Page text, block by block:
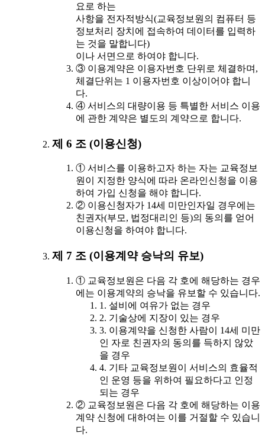
요로 하는
사항을 전자적방식(교육정보원의 컴퓨터 등
정보처리 장치에 접속하여 데이터를 입력하
는 것을 말합니다)
이나 서면으로 하여야 합니다.
③ 이용계약은 이용자번호 단위로 체결하며,
체결단위는 1 이용자번호 이상이어야 합니
다.
④ 서비스의 대량이용 등 특별한 서비스 이용
에 관한 계약은 별도의 계약으로 합니다.
제 6 조 (이용신청)
① 서비스를 이용하고자 하는 자는 교육정보
원이 지정한 양식에 따라 온라인신청을 이용
하여 가입 신청을 해야 합니다.
② 이용신청자가 14세 미만인자일 경우에는
친권자(부모, 법정대리인 등)의 동의를 얻어
이용신청을 하여야 합니다.
제 7 조 (이용계약 승낙의 유보)
① 교육정보원은 다음 각 호에 해당하는 경우
에는 이용계약의 승낙을 유보할 수 있습니다.
1. 설비에 여유가 없는 경우
2. 기술상에 지장이 있는 경우
3. 이용계약을 신청한 사람이 14세 미만
인 자로 친권자의 동의를 득하지 않았
을 경우
4. 기타 교육정보원이 서비스의 효율적
인 운영 등을 위하여 필요하다고 인정
되는 경우
② 교육정보원은 다음 각 호에 해당하는 이용
계약 신청에 대하여는 이를 거절할 수 있습니
다.